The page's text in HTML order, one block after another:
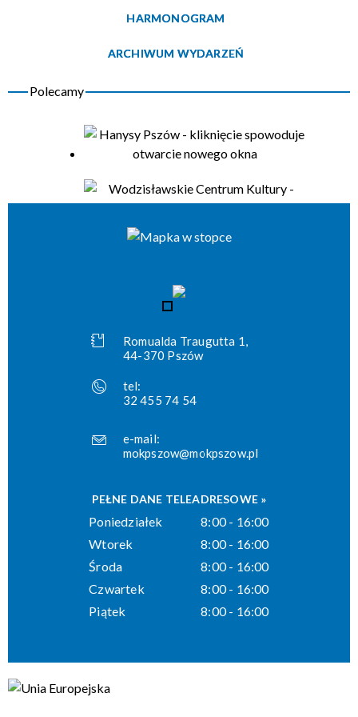
HARMONOGRAM
ARCHIWUM WYDARZEŃ
Romualda Traugutta 1,
44-370 Pszów
tel:
32 455 74 54
e-mail:
mokpszow@mokpszow.pl
PEŁNE DANE TELEADRESOWE »
Poniedziałek
8:00 - 16:00
Wtorek
8:00 - 16:00
Środa
8:00 - 16:00
Czwartek
8:00 - 16:00
Piątek
8:00 - 16:00